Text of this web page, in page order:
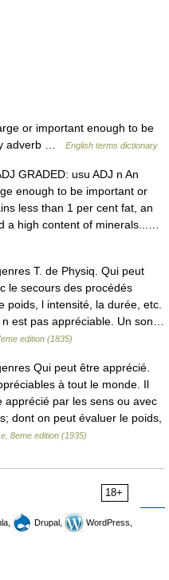
or important enough to be
adverb …
English terms dictionary
GRADED: usu ADJ n An
enough to be important or
less than 1 per cent fat, an
a high content of minerals...…
T. de Physiq. Qui peut
le secours des procédés
poids, l intensité, la durée, etc.
est pas appréciable. Un son…
edition (1835)
Qui peut être apprécié.
à tout le monde. Il
apprécié par les sens ou avec
dont on peut évaluer le poids,
8eme edition (1935)
18+
Drupal,
WordPress,